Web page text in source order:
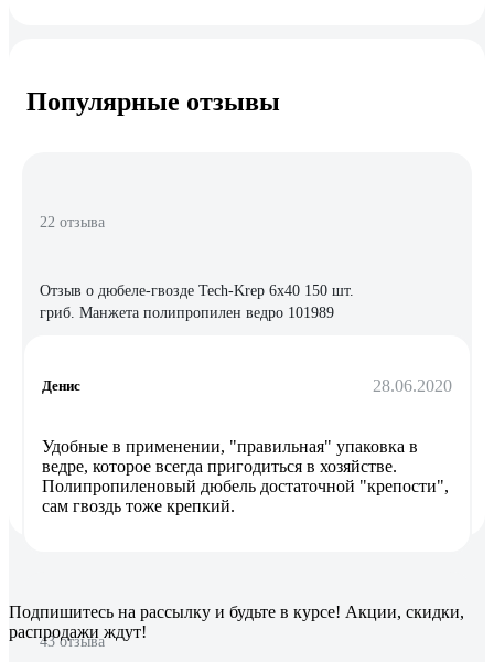
Популярные отзывы
22 отзыва
Отзыв о дюбеле-гвозде Tech-Krep 6х40 150 шт.
гриб. Манжета полипропилен ведро 101989
Денис 28.06.2020
Удобные в применении, "правильная" упаковка в
ведре, которое всегда пригодиться в хозяйстве.
Полипропиленовый дюбель достаточной "крепости",
сам гвоздь тоже крепкий.
43 отзыва
Подпишитесь на рассылку и будьте в курсе! Акции, скидки,
распродажи ждут!